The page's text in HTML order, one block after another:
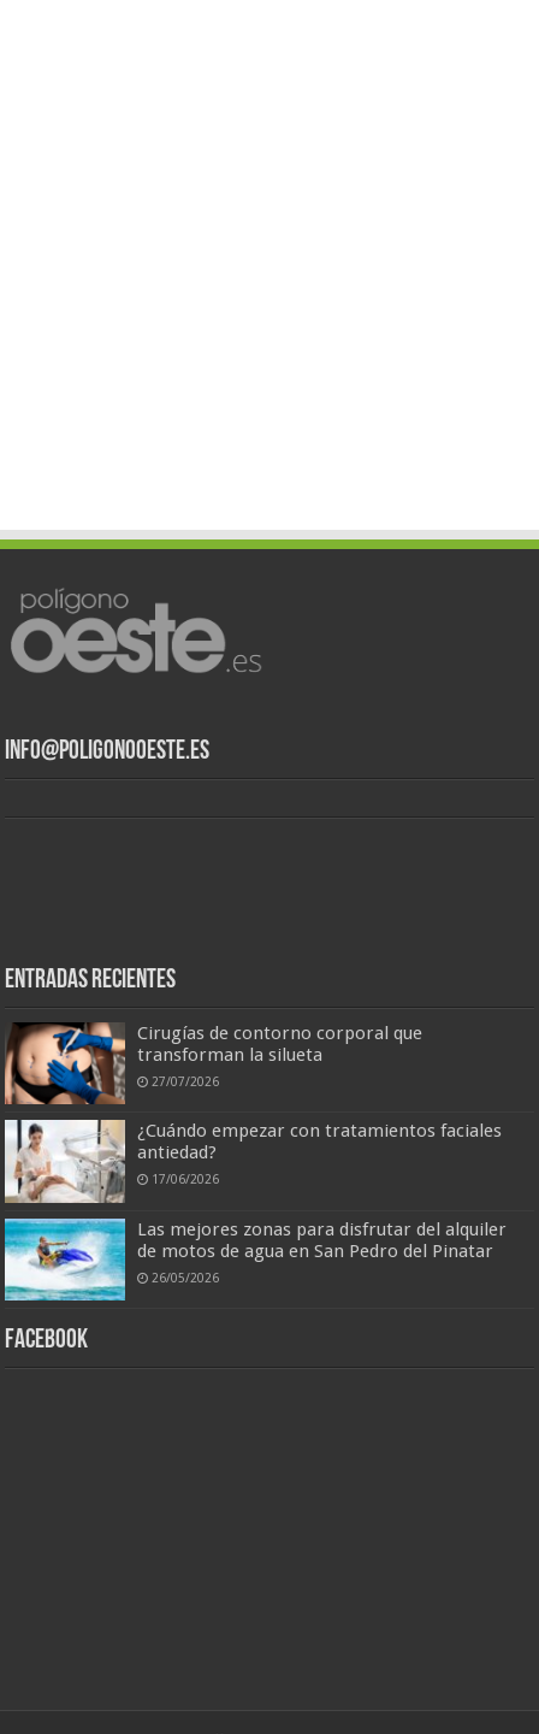
info@poligonooeste.es
Entradas recientes
Cirugías de contorno corporal que
transforman la silueta
27/07/2026
¿Cuándo empezar con tratamientos faciales
antiedad?
17/06/2026
Las mejores zonas para disfrutar del alquiler
de motos de agua en San Pedro del Pinatar
26/05/2026
Facebook